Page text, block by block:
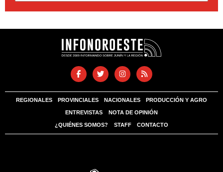
REGIONALES PROVINCIALES NACIONALES PRODUCCIÓN Y AGRO
ENTREVISTAS NOTA DE OPINIÓN
¿QUIÉNES SOMOS? STAFF CONTACTO